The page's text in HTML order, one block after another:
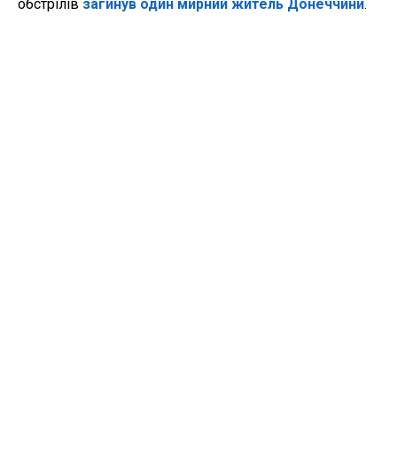
обстрілів загинув один мирний житель Донеччини.